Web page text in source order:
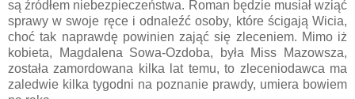
są źródłem niebezpieczeństwa. Roman będzie musiał wziąć
sprawy w swoje ręce i odnaleźć osoby, które ścigają Wicia,
choć tak naprawdę powinien zająć się zleceniem. Mimo iż
kobieta, Magdalena Sowa-Ozdoba, była Miss Mazowsza,
została zamordowana kilka lat temu, to zleceniodawca ma
zaledwie kilka tygodni na poznanie prawdy, umiera bowiem